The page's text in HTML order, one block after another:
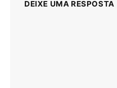
DEIXE UMA RESPOSTA